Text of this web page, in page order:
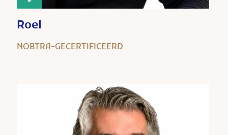
Roel
NOBTRA-GECERTIFICEERD